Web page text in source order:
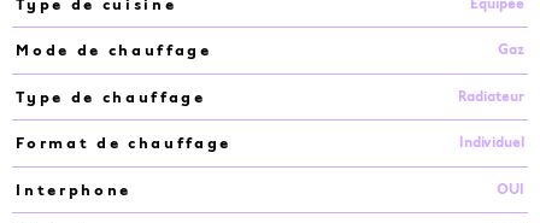
Type de cuisine
Mode de chauffage Gaz
Type de chauffage Radiateur
Format de chauffage Individuel
Interphone OUI